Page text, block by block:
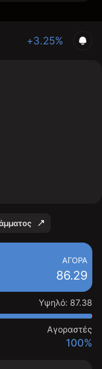
+3.25%
ΑΓΟΡΆ
86.29
Υψηλό: 87.38
Αγοραστές
100%